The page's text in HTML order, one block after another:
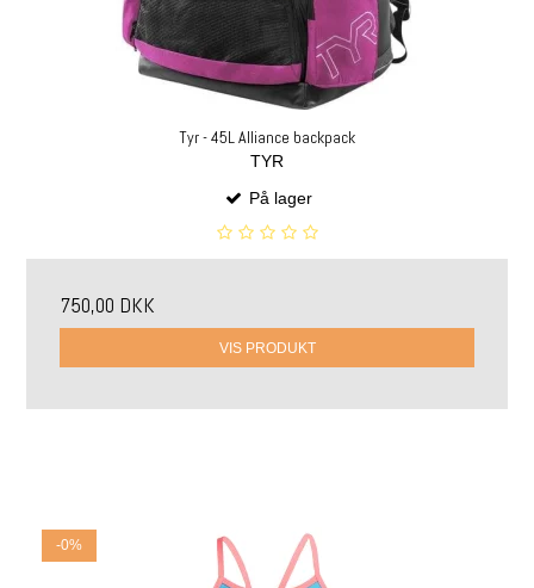
Tyr - 45L Alliance backpack
TYR
På lager
750,00 DKK
VIS PRODUKT
-0%